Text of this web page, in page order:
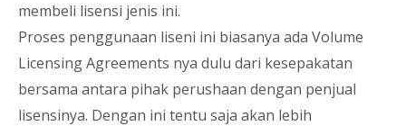
membeli lisensi jenis ini.
Proses penggunaan liseni ini biasanya ada Volume
Licensing Agreements nya dulu dari kesepakatan
bersama antara pihak perushaan dengan penjual
lisensinya. Dengan ini tentu saja akan lebih